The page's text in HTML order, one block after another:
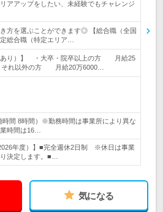
アアップをしたい、未経験でもチャレンジ
方を選ぶことができます◎ 【総合職（全国
総合職（特定エリア…
あり）】 ・大卒・院卒以上の方 月給25
れ以外の方 月給20万6000…
時間 8時間）※勤務時間は事業所により異な
時間は16…
2026年度）】■完全週休2日制 ※休日は事業
決定します。■…
気になる